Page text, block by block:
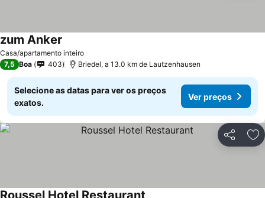
Casa/apartamento inteiro
zum Anker
7,5 Boa 403 Briedel, a 13.0 km de Lautzenhausen
Selecione as datas para ver os preços
exatos.
Ver preços
Partilhar
Roussel Hotel Restaurant